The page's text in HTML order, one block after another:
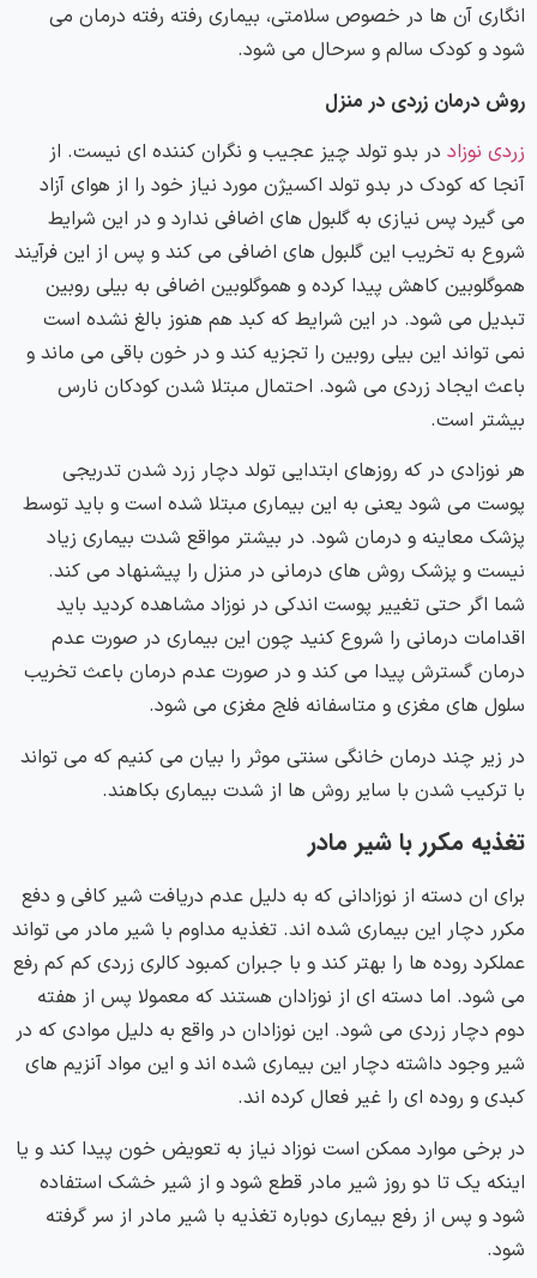
انگاری آن ها در خصوص سلامتی، بیماری رفته رفته درمان می
شود و کودک سالم و سرحال می شود.
روش درمان زردی در منزل
زردی نوزاد در بدو تولد چیز عجیب و نگران کننده ای نیست. از
آنجا که کودک در بدو تولد اکسیژن مورد نیاز خود را از هوای آزاد
می گیرد پس نیازی به گلبول های اضافی ندارد و در این شرایط
شروع به تخریب این گلبول های اضافی می کند و پس از این فرآیند
هموگلوبین کاهش پیدا کرده و هموگلوبین اضافی به بیلی روبین
تبدیل می شود. در این شرایط که کبد هم هنوز بالغ نشده است
نمی تواند این بیلی روبین را تجزیه کند و در خون باقی می ماند و
باعث ایجاد زردی می شود. احتمال مبتلا شدن کودکان نارس
بیشتر است.
هر نوزادی در که روزهای ابتدایی تولد دچار زرد شدن تدریجی
پوست می شود یعنی به این بیماری مبتلا شده است و باید توسط
پزشک معاینه و درمان شود. در بیشتر مواقع شدت بیماری زیاد
نیست و پزشک روش های درمانی در منزل را پیشنهاد می کند.
شما اگر حتی تغییر پوست اندکی در نوزاد مشاهده کردید باید
اقدامات درمانی را شروع کنید چون این بیماری در صورت عدم
درمان گسترش پیدا می کند و در صورت عدم درمان باعث تخریب
سلول های مغزی و متاسفانه فلج مغزی می شود.
در زیر چند درمان خانگی سنتی موثر را بیان می کنیم که می تواند
با ترکیب شدن با سایر روش ها از شدت بیماری بکاهند.
تغذیه مکرر با شیر مادر
برای ان دسته از نوزادانی که به دلیل عدم دریافت شیر کافی و دفع
مکرر دچار این بیماری شده اند. تغذیه مداوم با شیر مادر می تواند
عملکرد روده ها را بهتر کند و با جبران کمبود کالری زردی کم کم رفع
می شود. اما دسته ای از نوزادان هستند که معمولا پس از هفته
دوم دچار زردی می شود. این نوزادان در واقع به دلیل موادی که در
شیر وجود داشته دچار این بیماری شده اند و این مواد آنزیم های
کبدی و روده ای را غیر فعال کرده اند.
در برخی موارد ممکن است نوزاد نیاز به تعویض خون پیدا کند و یا
اینکه یک تا دو روز شیر مادر قطع شود و از شیر خشک استفاده
شود و پس از رفع بیماری دوباره تغذیه با شیر مادر از سر گرفته
شود.